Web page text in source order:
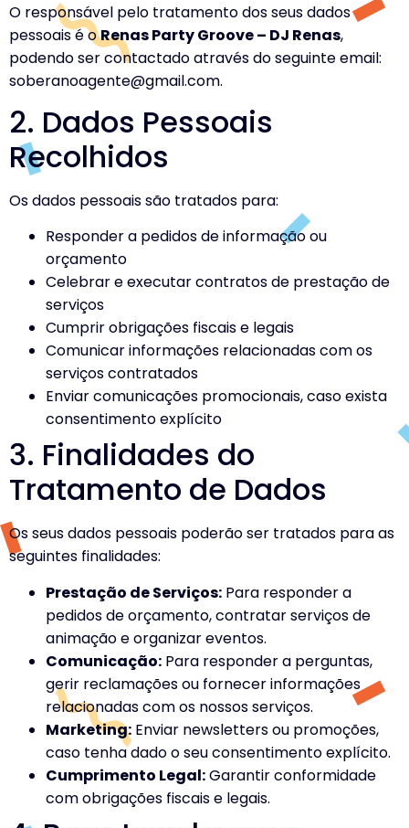
O responsável pelo tratamento dos seus dados
pessoais é oRenas Party Groove – DJ Renas,
podendo ser contactado através do seguinte email:
soberanoagente@gmail.com.
2. Dados Pessoais
Recolhidos
Os dados pessoais são tratados para:
Responder a pedidos de informação ou
orçamento
Celebrar e executar contratos de prestação de
serviços
Cumprir obrigações fiscais e legais
Comunicar informações relacionadas com os
serviços contratados
Enviar comunicações promocionais, caso exista
consentimento explícito
3. Finalidades do
Tratamento de Dados
Os seus dados pessoais poderão ser tratados para as
seguintes finalidades:
Prestação de Serviços: Para responder a
pedidos de orçamento, contratar serviços de
animação e organizar eventos.
Comunicação: Para responder a perguntas,
gerir reclamações ou fornecer informações
relacionadas com os nossos serviços.
Marketing: Enviar newsletters ou promoções,
caso tenha dado o seu consentimento explícito.
Cumprimento Legal:Garantir conformidade
com obrigações fiscais e legais.